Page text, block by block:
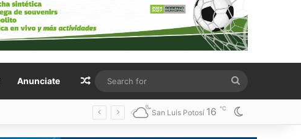
Anunciate Random Article
for
San Luis Potosí 16 ℃